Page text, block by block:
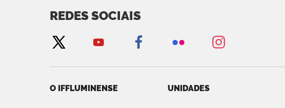
REDES SOCIAIS
O IFFLUMINENSE UNIDADES